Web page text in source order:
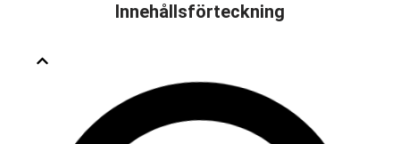
Innehållsförteckning